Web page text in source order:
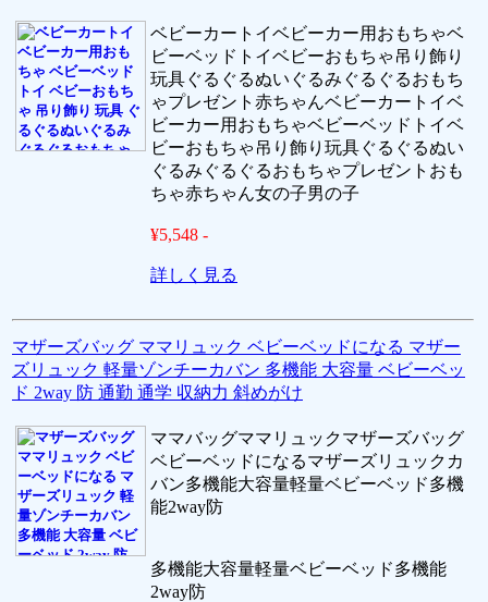
ベビーカートイベビーカー用おもちゃベ
ビーベッドトイベビーおもちゃ吊り飾り
玩具ぐるぐるぬいぐるみぐるぐるおもち
ゃプレゼント赤ちゃんベビーカートイベ
ビーカー用おもちゃベビーベッドトイベ
ビーおもちゃ吊り飾り玩具ぐるぐるぬい
ぐるみぐるぐるおもちゃプレゼントおも
ちゃ赤ちゃん女の子男の子
¥5,548 -
詳しく見る
マザーズバッグ ママリュック ベビーベッドになる マザー
ズリュック 軽量ゾンチーカバン 多機能 大容量 ベビーベッ
ド 2way 防 通勤 通学 収納力 斜めがけ
ママバッグママリュックマザーズバッグ
ベビーベッドになるマザーズリュックカ
バン多機能大容量軽量ベビーベッド多機
能2way防
多機能大容量軽量ベビーベッド多機能
2way防